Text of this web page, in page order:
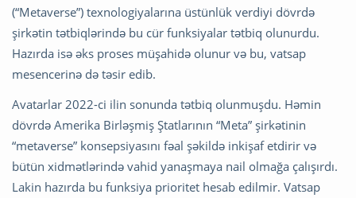
(“Metaverse”) texnologiyalarına üstünlük verdiyi dövrdə
şirkətin tətbiqlərində bu cür funksiyalar tətbiq olunurdu.
Hazırda isə əks proses müşahidə olunur və bu, vatsap
mesencerinə də təsir edib.
Avatarlar 2022-ci ilin sonunda tətbiq olunmuşdu. Həmin
dövrdə Amerika Birləşmiş Ştatlarının “Meta” şirkətinin
“metaverse” konsepsiyasını fəal şəkildə inkişaf etdirir və
bütün xidmətlərində vahid yanaşmaya nail olmağa çalışırdı.
Lakin hazırda bu funksiya prioritet hesab edilmir. Vatsap